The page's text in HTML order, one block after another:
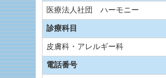
医療法人社団 ハーモニー
診療科目
皮膚科・アレルギー科
電話番号